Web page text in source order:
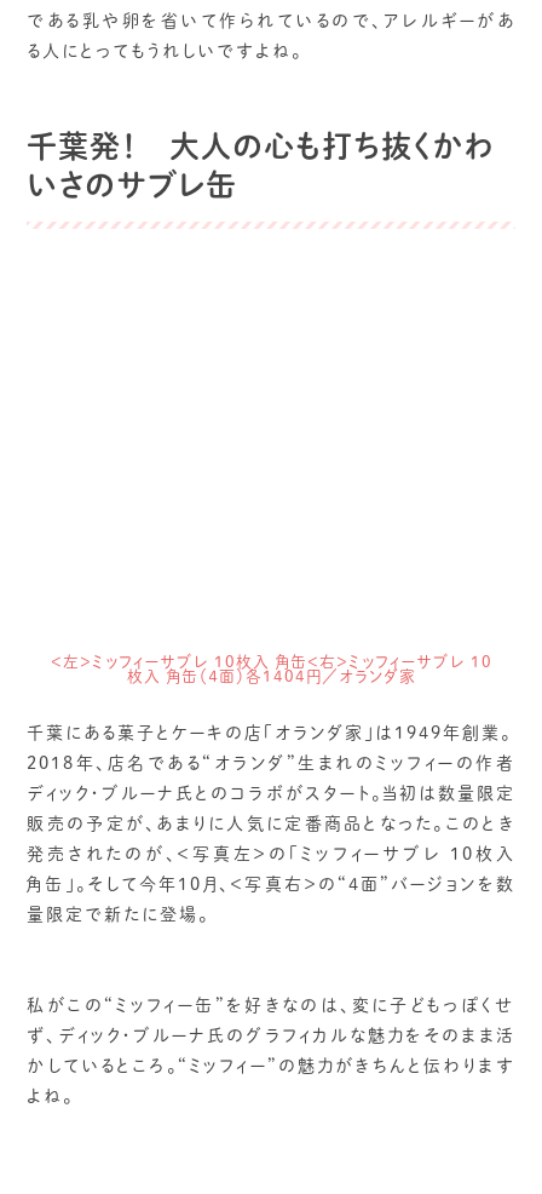
である乳や卵を省いて作られているので、アレルギーがあ
る人にとってもうれしいですよね。
千葉発！ 大人の心も打ち抜くかわ
いさのサブレ缶
＜左＞ミッフィーサブレ 10枚入 角缶＜右＞ミッフィーサブレ 10
枚入 角缶（４面）各1404円／オランダ家
千葉にある菓子とケーキの店「オランダ家」は1949年創業。
2018年、店名である“オランダ”生まれのミッフィーの作者
ディック・ブルーナ氏とのコラボがスタート。当初は数量限定
販売の予定が、あまりに人気に定番商品となった。このとき
発売されたのが、＜写真左＞の「ミッフィーサブレ 10枚入
角缶」。そして今年10月、＜写真右＞の“4面”バージョンを数
量限定で新たに登場。
私がこの“ミッフィー缶”を好きなのは、変に子どもっぽくせ
ず、ディック・ブルーナ氏のグラフィカルな魅力をそのまま活
かしているところ。“ミッフィー”の魅力がきちんと伝わります
よね。